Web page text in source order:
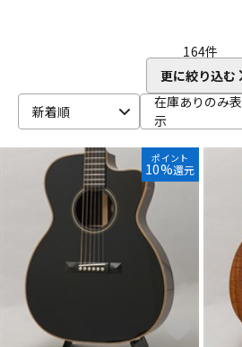
アンプ
DJ機器
DTM オンライン納品
配信/ライブ機器
164件
更に絞り込む
新着順
在庫ありのみ表
示
ポイント
10%還元